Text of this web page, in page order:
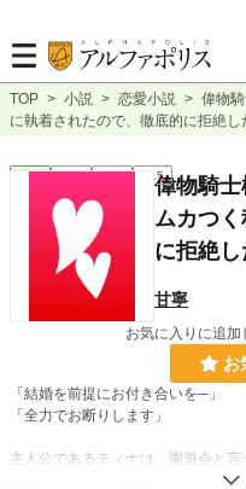
TOP > 小説 > 恋愛小説 > 偉物
に執着されたので、徹底的に拒絶し
恋愛 完結 長編 R15偉物騎
ムカつ
に拒絶し
甘寧
お気に入りに追加
お
「結婚を前提にお付き合いを─」
「全力でお断りします」
主人公であるティナは、園遊会と